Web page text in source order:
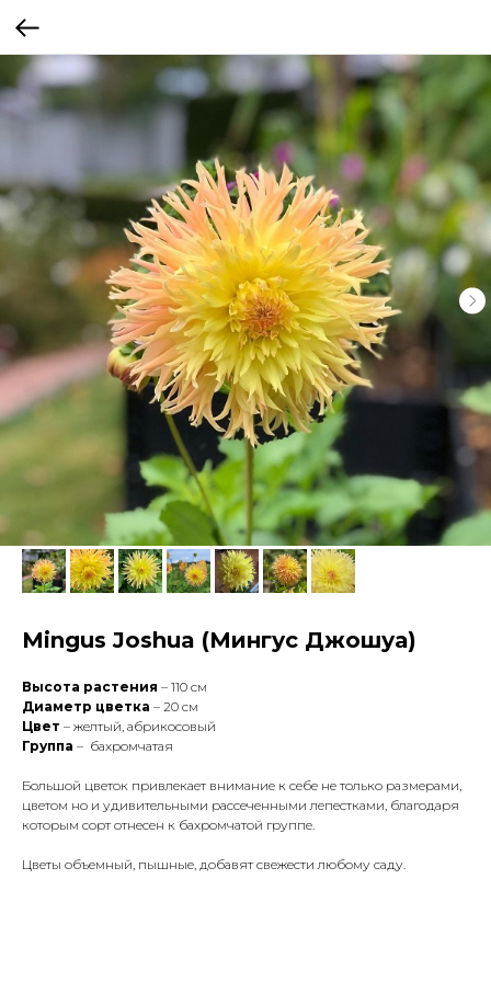
Mingus Joshua (Мингус Джошуа)
Высота растения – 110 см
Диаметр цветка – 20 см
Цвет – желтый, абрикосовый
Группа – бахромчатая
Большой цветок привлекает внимание к себе не только размерами,
цветом но и удивительными рассеченными лепестками, благодаря
которым сорт отнесен к бахромчатой группе.
Цветы объемный, пышные, добавят свежести любому саду.